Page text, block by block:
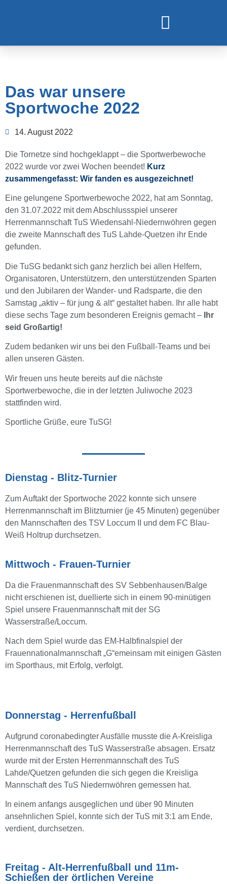
Das war unsere
Sportwoche 2022
14. August 2022
Die Tornetze sind hochgeklappt – die Sportwerbewoche
2022 wurde vor zwei Wochen beendet! Kurz
zusammengefasst: Wir fanden es ausgezeichnet!
Eine gelungene Sportwerbewoche 2022, hat am Sonntag,
den 31.07.2022 mit dem Abschlussspiel unserer
Herrenmannschaft TuS Wiedensahl-Niedernwöhren gegen
die zweite Mannschaft des TuS Lahde-Quetzen ihr Ende
gefunden.
Die TuSG bedankt sich ganz herzlich bei allen Helfern,
Organisatoren, Unterstützern, den unterstützenden Sparten
und den Jubilaren der Wander- und Radsparte, die den
Samstag „aktiv – für jung & alt“ gestaltet haben. Ihr alle habt
diese sechs Tage zum besonderen Ereignis gemacht –
Ihr
seid Großartig!
Zudem bedanken wir uns bei den Fußball-Teams und bei
allen unseren Gästen.
Wir freuen uns heute bereits auf die nächste
Sportwerbewoche, die in der letzten Juliwoche 2023
stattfinden wird.
Sportliche Grüße, eure TuSG!
Dienstag - Blitz-Turnier
Zum Auftakt der Sportwoche 2022 konnte sich unsere
Herrenmannschaft im Blitzturnier (je 45 Minuten) gegenüber
den Mannschaften des TSV Loccum II und dem FC Blau-
Weiß Holtrup durchsetzen.
Mittwoch - Frauen-Turnier
Da die Frauenmannschaft des SV Sebbenhausen/Balge
nicht erschienen ist, duellierte sich in einem 90-minütigen
Spiel unsere Frauenmannschaft mit der SG
Wasserstraße/Loccum.
Nach dem Spiel wurde das EM-Halbfinalspiel der
Frauennationalmannschaft „G“emeinsam mit einigen Gästen
im Sporthaus, mit Erfolg, verfolgt.
Donnerstag - Herrenfußball
Aufgrund coronabedingter Ausfälle musste die A-Kreisliga
Herrenmannschaft des TuS Wasserstraße absagen. Ersatz
wurde mit der Ersten Herrenmannschaft des TuS
Lahde/Quetzen gefunden die sich gegen die Kreisliga
Mannschaft des TuS Niedernwöhren gemessen hat.
In einem anfangs ausgeglichen und über 90 Minuten
ansehnlichen Spiel, konnte sich der TuS mit 3:1 am Ende,
verdient, durchsetzen.
Freitag - Alt-Herrenfußball und 11m-
Schießen der örtlichen Vereine